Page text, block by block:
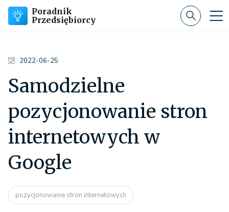
Poradnik
Przedsiębiorcy
2022-06-25
Samodzielne
pozycjonowanie stron
internetowych w
Google
pozycjonowanie stron internetowych